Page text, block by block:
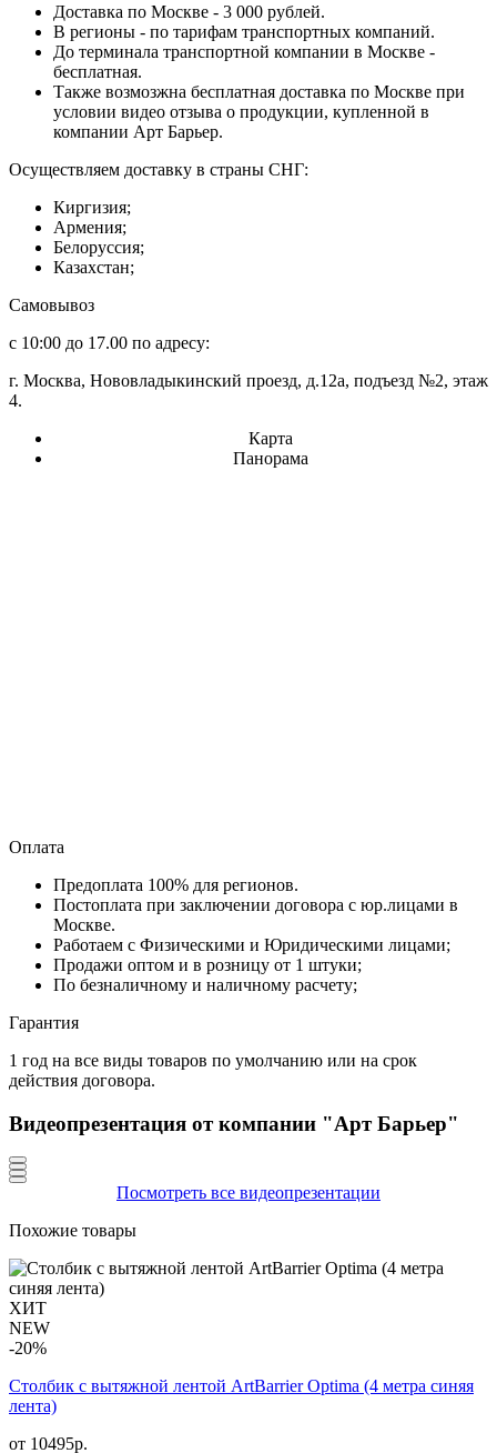
Доставка по Москве - 3 000 рублей.
В регионы - по тарифам транспортных компаний.
До терминала транспортной компании в Москве -
бесплатная.
Также возмозжна бесплатная доставка по Москве при
условии видео отзыва о продукции, купленной в
компании Арт Барьер.
Осуществляем доставку в страны СНГ:
Киргизия;
Армения;
Белоруссия;
Казахстан;
Самовывоз
с 10:00 до 17.00 по адресу:
г. Москва, Нововладыкинский проезд, д.12а, подъезд №2, этаж
4.
Карта
Панорама
Оплата
Предоплата 100% для регионов.
Постоплата при заключении договора с юр.лицами в
Москве.
Работаем с Физическими и Юридическими лицами;
Продажи оптом и в розницу от 1 штуки;
По безналичному и наличному расчету;
Гарантия
1 год на все виды товаров по умолчанию или на срок
действия договора.
Видеопрезентация от компании "Арт Барьер"
Посмотреть все видеопрезентации
Похожие товары
ХИТ
NEW
-20%
Столбик с вытяжной лентой ArtBarrier Оptima (4 метра синяя
лента)
от 10495р.